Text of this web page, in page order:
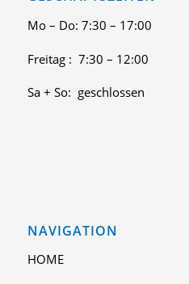
Mo – Do: 7:30 – 17:00
Freitag : 7:30 – 12:00
Sa + So: geschlossen
NAVIGATION
HOME